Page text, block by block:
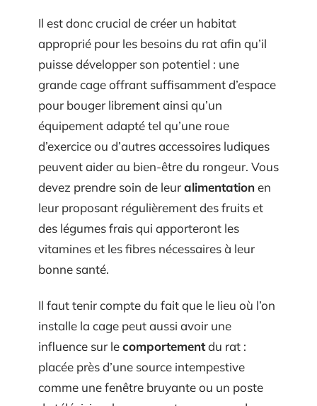
Il est donc crucial de créer un habitat
approprié pour les besoins du rat afin qu’il
puisse développer son potentiel : une
grande cage offrant suffisamment d’espace
pour bouger librement ainsi qu’un
équipement adapté tel qu’une roue
d’exercice ou d’autres accessoires ludiques
peuvent aider au bien-être du rongeur. Vous
devez prendre soin de leuralimentationen
leur proposant régulièrement des fruits et
des légumes frais qui apporteront les
vitamines et les fibres nécessaires à leur
bonne santé.
Il faut tenir compte du fait que le lieu où l’on
installe la cage peut aussi avoir une
influence sur lecomportementdu rat :
placée près d’une source intempestive
comme une fenêtre bruyante ou un poste